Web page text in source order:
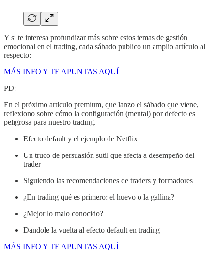
Y si te interesa profundizar más sobre estos temas de gestión
emocional en el trading, cada sábado publico un amplio artículo al
respecto:
MÁS INFO Y TE APUNTAS AQUÍ
PD:
En el próximo artículo premium, que lanzo el sábado que viene,
reflexiono sobre cómo la configuración (mental) por defecto es
peligrosa para nuestro trading.
Efecto default y el ejemplo de Netflix
Un truco de persuasión sutil que afecta a desempeño del
trader
Siguiendo las recomendaciones de traders y formadores
¿En trading qué es primero: el huevo o la gallina?
¿Mejor lo malo conocido?
Dándole la vuelta al efecto default en trading
MÁS INFO Y TE APUNTAS AQUÍ